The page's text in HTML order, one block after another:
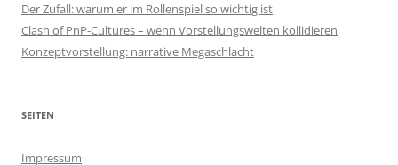
Der Zufall: warum er im Rollenspiel so wichtig ist
Clash of PnP-Cultures – wenn Vorstellungswelten kollidieren
Konzeptvorstellung: narrative Megaschlacht
SEITEN
Impressum